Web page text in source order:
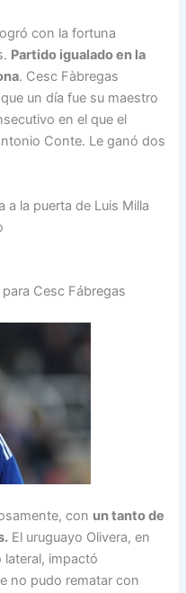
con la fortuna
Partido igualado en la
. Cesc Fàbregas
un día fue su maestro
en el que el
Conte. Le ganó dos
a la puerta de Luis Milla
Cesc Fábregas
con un tanto de
El uruguayo Olivera, en
impactó
no pudo rematar con